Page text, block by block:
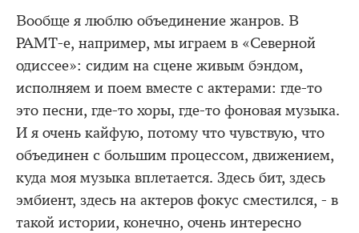
Вообще я люблю объединение жанров. В
РАМТ-е, например, мы играем в «Северной
одиссее»: сидим на сцене живым бэндом,
исполняем и поем вместе с актерами: где-то
это песни, где-то хоры, где-то фоновая музыка.
И я очень кайфую, потому что чувствую, что
объединен с большим процессом, движением,
куда моя музыка вплетается. Здесь бит, здесь
эмбиент, здесь на актеров фокус сместился, - в
такой истории, конечно, очень интересно